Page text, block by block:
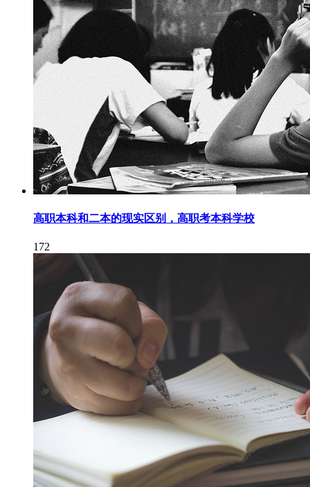
高职本科和二本的现实区别，高职考本科学校
172